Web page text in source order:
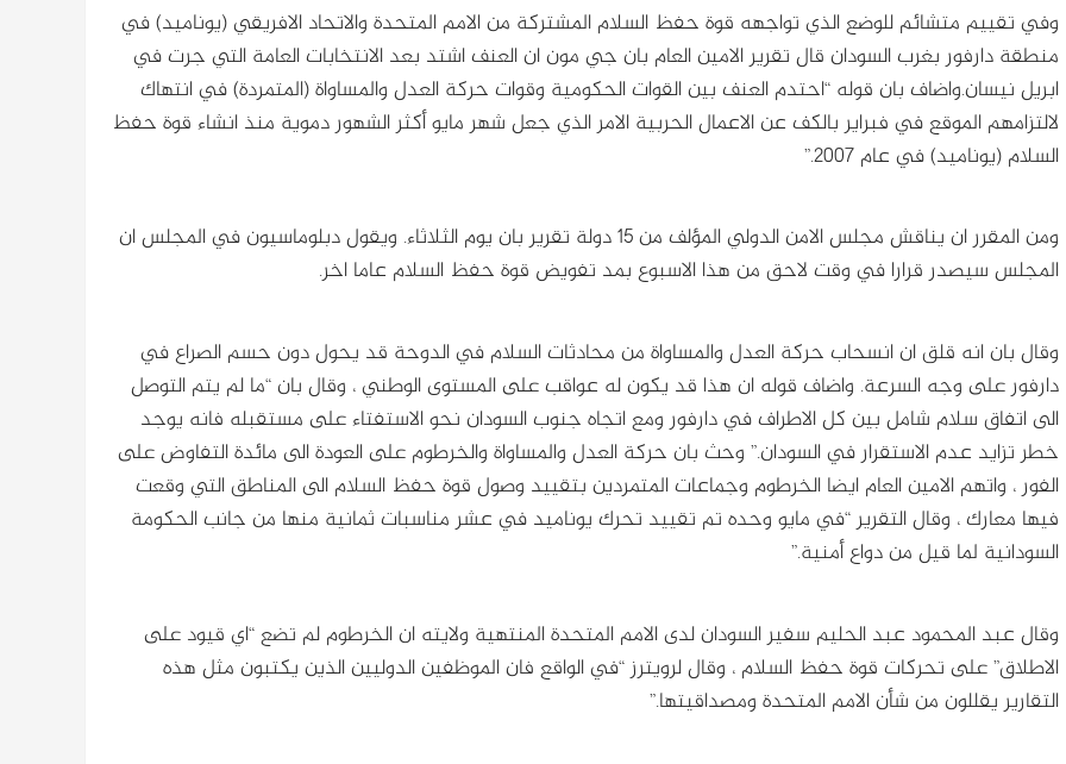
وفي تقييم متشائم للوضع الذي تواجهه قوة حفظ السلام المشتركة من الامم المتحدة والاتحاد الافريقي (يوناميد) في
منطقة دارفور بغرب السودان قال تقرير الامين العام بان جي مون ان العنف اشتد بعد الانتخابات العامة التي جرت في
ابريل نيسان.واضاف بان قوله “احتدم العنف بين القوات الحكومية وقوات حركة العدل والمساواة (المتمردة) في انتهاك
لالتزامهم الموقع في فبراير بالكف عن الاعمال الحربية الامر الذي جعل شهر مايو أكثر الشهور دموية منذ انشاء قوة حفظ
السلام (يوناميد) في عام 2007.”
ومن المقرر ان يناقش مجلس الامن الدولي المؤلف من 15 دولة تقرير بان يوم الثلاثاء. ويقول دبلوماسيون في المجلس ان
المجلس سيصدر قرارا في وقت لاحق من هذا الاسبوع بمد تفويض قوة حفظ السلام عاما اخر.
وقال بان انه قلق ان انسحاب حركة العدل والمساواة من محادثات السلام في الدوحة قد يحول دون حسم الصراع في
دارفور على وجه السرعة. واضاف قوله ان هذا قد يكون له عواقب على المستوى الوطني ، وقال بان “ما لم يتم التوصل
الى اتفاق سلام شامل بين كل الاطراف في دارفور ومع اتجاه جنوب السودان نحو الاستفتاء على مستقبله فانه يوجد
خطر تزايد عدم الاستقرار في السودان.” وحث بان حركة العدل والمساواة والخرطوم على العودة الى مائدة التفاوض على
الفور ، واتهم الامين العام ايضا الخرطوم وجماعات المتمردين بتقييد وصول قوة حفظ السلام الى المناطق التي وقعت
فيها معارك ، وقال التقرير “في مايو وحده تم تقييد تحرك يوناميد في عشر مناسبات ثمانية منها من جانب الحكومة
السودانية لما قيل من دواع أمنية.”
وقال عبد المحمود عبد الحليم سفير السودان لدى الامم المتحدة المنتهية ولايته ان الخرطوم لم تضع “اي قيود على
الاطلاق” على تحركات قوة حفظ السلام ، وقال لرويترز “في الواقع فان الموظفين الدوليين الذين يكتبون مثل هذه
التقارير يقللون من شأن الامم المتحدة ومصداقيتها.”